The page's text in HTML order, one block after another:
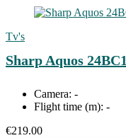
Tv's
Sharp Aquos
Camera: -
Flight time (m): -
€219.00